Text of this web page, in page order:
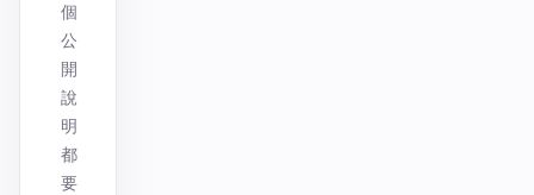
個
公
開
說
明
都
要